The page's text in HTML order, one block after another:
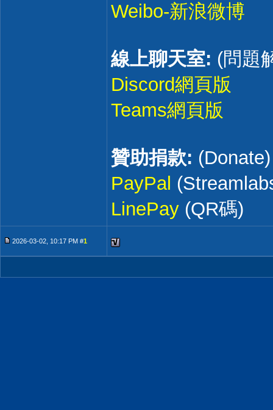
Weibo-新浪微博
線上聊天室: (問題
Discord網頁版
Teams網頁版
贊助捐款: (Donate)
PayPal
LinePay (QR碼)
2026-03-02, 10:17 PM #1